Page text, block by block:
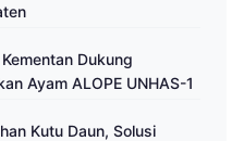
Dukung
Ayam ALOPE UNHAS-1
Kutu Daun, Solusi